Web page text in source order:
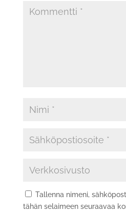
Tallenna nimeni,
tähän selaimeen seuraavaa